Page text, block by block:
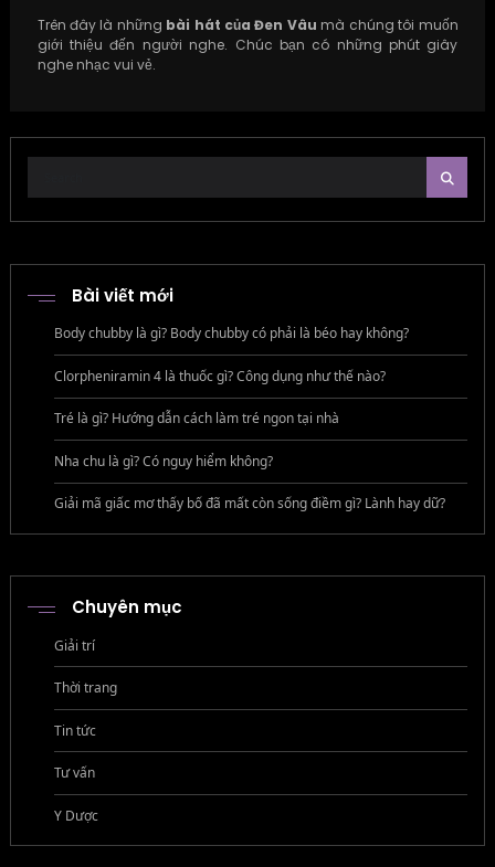
Trên đây là những bài hát của Đen Vâu mà chúng tôi muốn
giới thiệu đến người nghe. Chúc bạn có những phút giây
nghe nhạc vui vẻ.
Bài viết mới
Body chubby là gì? Body chubby có phải là béo hay không?
Clorpheniramin 4 là thuốc gì? Công dụng như thế nào?
Tré là gì? Hướng dẫn cách làm tré ngon tại nhà
Nha chu là gì? Có nguy hiểm không?
Giải mã giấc mơ thấy bố đã mất còn sống điềm gì? Lành hay dữ?
Chuyên mục
Giải trí
Thời trang
Tin tức
Tư vấn
Y Dược